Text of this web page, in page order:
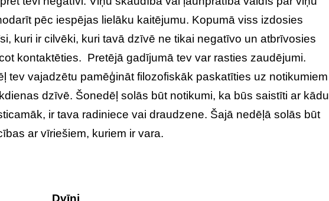
pēc iespējas lielāku kaitējumu. Kopumā viss izdosies
kuri ir cilvēki, kuri tavā dzīvē ne tikai negatīvo un atbrīvosies
kontaktēties. Pretējā gadījumā tev var rasties zaudējumi.
tev vajadzētu pamēģināt filozofiskāk paskatīties uz notikumiem
dzīvē. Šonedēļ solās būt notikumi, ka būs saistīti ar kādu
ir tava radiniece vai draudzene. Šajā nedēļā solās būt
ar vīriešiem, kuriem ir vara.
Dvīņi